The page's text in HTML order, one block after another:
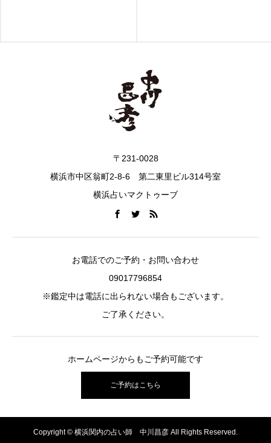
〒231-0028
横浜市中区翁町2-8-6 第二東里ビル314号室
横浜占いマクトゥーブ
お電話でのご予約・お問い合わせ
09017796854
※鑑定中は電話に出られない場合もございます。
ご了承ください。
ホームページからもご予約可能です
ご予約はこちら
Copyright © 横浜関内の占い師 中川昌彦 All Rights Reserved.